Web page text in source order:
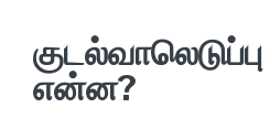
என்ன?